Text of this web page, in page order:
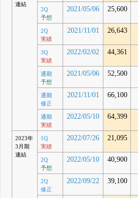
連結
2Q
予想
2021/05/06 25,600
2Q
実績
2021/11/01 26,643
3Q
実績
2022/02/02 44,361
通期
予想
2021/05/06 52,500
通期
修正
2021/11/01 66,100
通期
実績
2022/05/10 64,399
2023年
3月期
連結
1Q
実績
2022/07/26 21,095
2Q
予想
2022/05/10 40,900
2Q
修正
2022/09/22 39,100